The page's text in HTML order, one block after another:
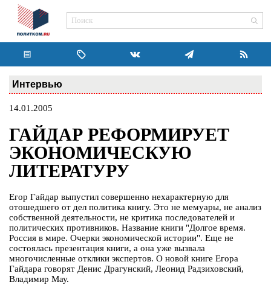
Интервью
14.01.2005
ГАЙДАР РЕФОРМИРУЕТ
ЭКОНОМИЧЕСКУЮ
ЛИТЕРАТУРУ
Егор Гайдар выпустил совершенно нехарактерную для
отошедшего от дел политика книгу. Это не мемуары, не анализ
собственной деятельности, не критика последователей и
политических противников. Название книги "Долгое время.
Россия в мире. Очерки экономической истории". Еще не
состоялась презентация книги, а она уже вызвала
многочисленные отклики экспертов. О новой книге Егора
Гайдара говорят Денис Драгунский, Леонид Радзиховский,
Владимир Мау.